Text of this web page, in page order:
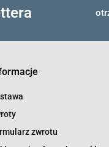
zwrotu